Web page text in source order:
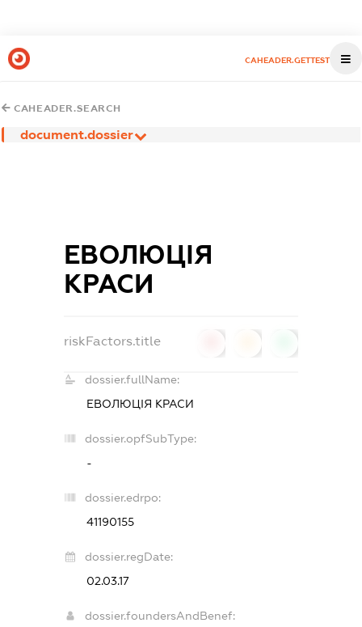
CAHEADER.GETTEST
CAHEADER.SEARCH
document.dossier
ЕВОЛЮЦІЯ
КРАСИ
riskFactors.title
dossier.fullName:
ЕВОЛЮЦІЯ КРАСИ
dossier.opfSubType:
-
dossier.edrpo:
41190155
dossier.regDate:
02.03.17
dossier.foundersAndBenef: